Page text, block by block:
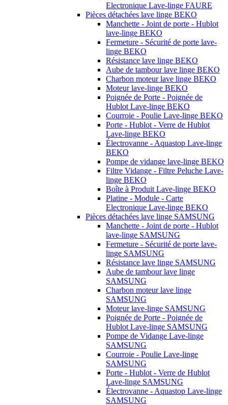
Electronique Lave-linge FAURE
Pièces détachées lave linge BEKO
Manchette - Joint de porte - Hublot
lave-linge BEKO
Fermeture - Sécurité de porte lave-
linge BEKO
Résistance lave linge BEKO
Aube de tambour lave linge BEKO
Charbon moteur lave linge BEKO
Moteur lave-linge BEKO
Poignée de Porte - Poignée de
Hublot Lave-linge BEKO
Courroie - Poulie Lave-linge BEKO
Porte - Hublot - Verre de Hublot
Lave-linge BEKO
Électrovanne - Aquastop Lave-linge
BEKO
Pompe de vidange lave-linge BEKO
Filtre Vidange - Filtre Peluche Lave-
linge BEKO
Boîte à Produit Lave-linge BEKO
Platine - Module - Carte
Electronique Lave-linge BEKO
Pièces détachées lave linge SAMSUNG
Manchette - Joint de porte - Hublot
lave-linge SAMSUNG
Fermeture - Sécurité de porte lave-
linge SAMSUNG
Résistance lave linge SAMSUNG
Aube de tambour lave linge
SAMSUNG
Charbon moteur lave linge
SAMSUNG
Moteur lave-linge SAMSUNG
Poignée de Porte - Poignée de
Hublot Lave-linge SAMSUNG
Pompe de Vidange Lave-linge
SAMSUNG
Courroie - Poulie Lave-linge
SAMSUNG
Porte - Hublot - Verre de Hublot
Lave-linge SAMSUNG
Électrovanne - Aquastop Lave-linge
SAMSUNG